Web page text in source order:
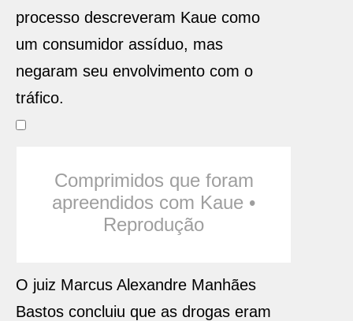
processo descreveram Kaue como
um consumidor assíduo, mas
negaram seu envolvimento com o
tráfico.
Comprimidos que foram
apreendidos com Kaue •
Reprodução
O juiz Marcus Alexandre Manhães
Bastos concluiu que as drogas eram